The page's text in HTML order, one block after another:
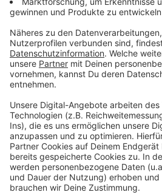
deshalb bestimmt nicht
Anzeige
Anzeige
Wir
Zustimmung, um
Video-Service
Wir verwenden einen